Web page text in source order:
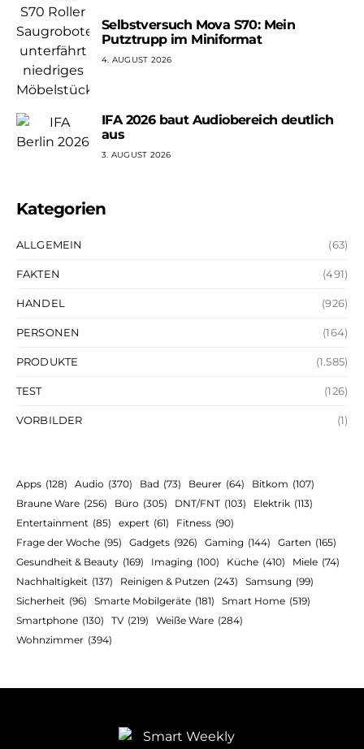
Selbstversuch Mova S70: Mein
Putztrupp im Miniformat
4. AUGUST 2026
IFA 2026 baut Audiobereich deutlich
aus
3. AUGUST 2026
Kategorien
ALLGEMEIN (63)
FAKTEN (491)
HANDEL (926)
PERSONEN (164)
PRODUKTE (1.585)
TEST (126)
VORBILDER (1)
Apps (128) Audio (370) Bad (73) Beurer (64) Bitkom (107)
Braune Ware (256) Büro (305) DNT/FNT (103) Elektrik (113)
Entertainment (85) expert (61) Fitness (90)
Frage der Woche (95) Gadgets (926) Gaming (144) Garten (165)
Gesundheit & Beauty (169) Imaging (100) Küche (410) Miele (74)
Nachhaltigkeit (137) Reinigen & Putzen (243) Samsung (99)
Sicherheit (96) Smarte Mobilgeräte (181) Smart Home (519)
Smartphone (130) TV (219) Weiße Ware (284)
Wohnzimmer (394)